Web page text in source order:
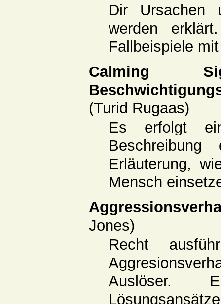
Dir Ursachen
werden
Fallbeispiele
Calming
(Turid Rugaas)
Es erfolgt
Erläuterung,
Mensch
Jones)
Recht
Auslöser.